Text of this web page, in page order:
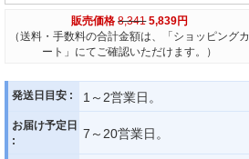
販売価格 8,341 5,839円
（送料・手数料の合計金額は、「ショッピングカ
ート」にてご確認いただけます。）
発送日目安 : 1～2営業日。
お届け予定日
:
7～20営業日。